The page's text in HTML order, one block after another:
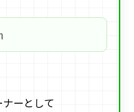
ナーとして